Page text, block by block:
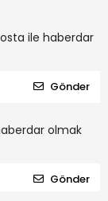
ile haberdar
Gönder
olmak
Gönder